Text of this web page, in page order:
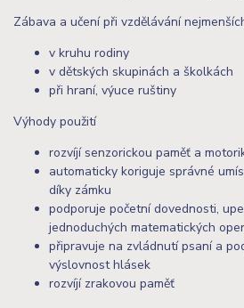
Zábava a učení při vzdělávání
v kruhu rodiny
v dětských skupinách a školkách
při hraní, výuce ruštiny
Výhody použití
rozvíjí senzorickou paměť a
automaticky koriguje správné
díky zámku
podporuje početní dovednosti,
jednoduchých matematických
připravuje na zvládnutí psaní a
výslovnost hlásek
rozvíjí zrakovou paměť